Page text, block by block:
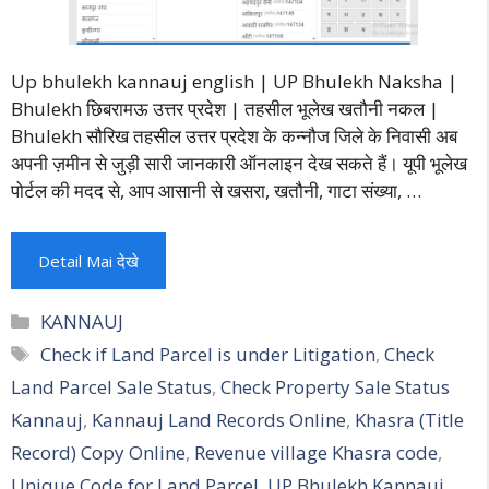
Up bhulekh kannauj english | UP Bhulekh Naksha |
Bhulekh छिबरामऊ उत्तर प्रदेश | तहसील भूलेख खतौनी नकल |
Bhulekh सौरिख तहसील उत्तर प्रदेश के कन्नौज जिले के निवासी अब
अपनी ज़मीन से जुड़ी सारी जानकारी ऑनलाइन देख सकते हैं। यूपी भूलेख
पोर्टल की मदद से, आप आसानी से खसरा, खतौनी, गाटा संख्या, …
Detail Mai देखे
Categories
KANNAUJ
Tags
Check if Land Parcel is under Litigation,Check
Land Parcel Sale Status, Check Property Sale Status
Kannauj, Kannauj Land Records Online, Khasra (Title
Record) Copy Online, Revenue village Khasra code,